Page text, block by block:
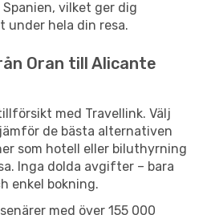
vilket ger dig
hela din resa.
Oran till Alicante
med Travellink. Välj
de bästa alternativen
som hotell eller biluthyrning
Inga dolda avgifter – bara
enkel bokning.
med över 155 000